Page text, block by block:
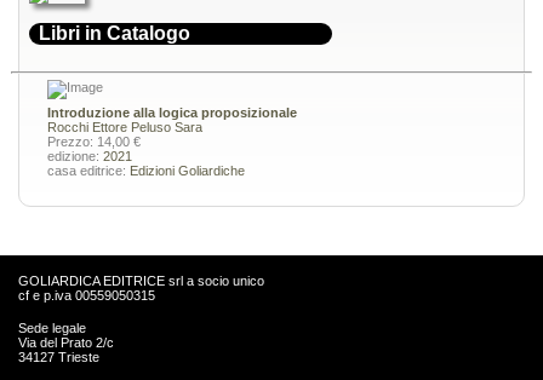
Libri in Catalogo
Introduzione alla logica proposizionale
Rocchi Ettore Peluso Sara
Prezzo: 14,00 €
edizione: 2021
casa editrice: Edizioni Goliardiche
GOLIARDICA EDITRICE srl a socio unico
cf e p.iva 00559050315
Sede legale
Via del Prato 2/c
34127 Trieste